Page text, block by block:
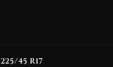
225/45 R17